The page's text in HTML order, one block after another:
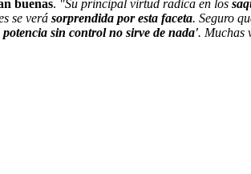
buenas. "Su principal virtud radica en los
se verá sorprendida por esta faceta. Seguro
sin control no sirve de nada'. Muchas